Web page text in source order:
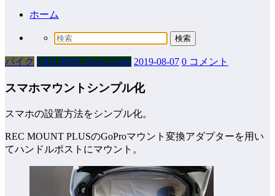
ホーム
バイク TRIUMPH Street Triple 2019-08-07 0 コメント
スマホマウントシンプル化
スマホの設置方法をシンプル化。
REC MOUNT PLUSのGoProマウント変換アダプターを用い
てハンドルポストにマウント。